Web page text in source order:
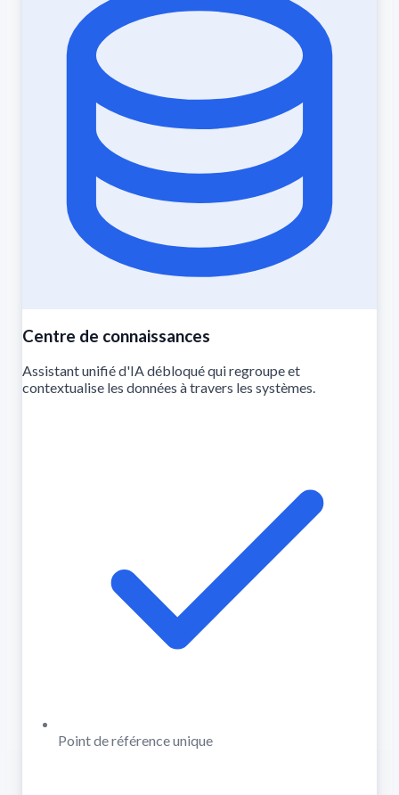
Centre de connaissances
Assistant unifié d'IA débloqué qui regroupe et
contextualise les données à travers les systèmes.
Point de référence unique